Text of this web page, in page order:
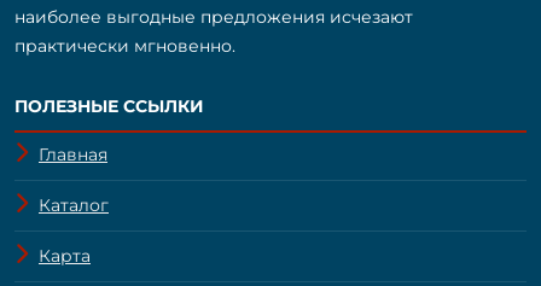
наиболее выгодные предложения исчезают
практически мгновенно.
ПОЛЕЗНЫЕ ССЫЛКИ
Главная
Каталог
Карта